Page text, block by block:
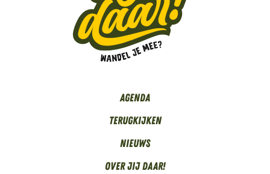
Agenda
Terugkijken
Nieuws
Over Jij daar!